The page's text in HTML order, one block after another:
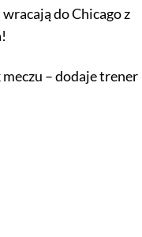
do Chicago z
– dodaje trener